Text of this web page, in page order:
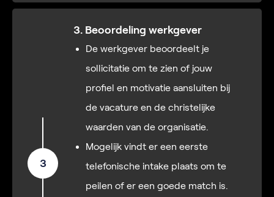
3
3. Beoordeling werkgever
De werkgever beoordeelt je
sollicitatie om te zien of jouw
profiel en motivatie aansluiten bij
de vacature en de christelijke
waarden van de organisatie.
Mogelijk vindt er een eerste
telefonische intake plaats om te
peilen of er een goede match is.